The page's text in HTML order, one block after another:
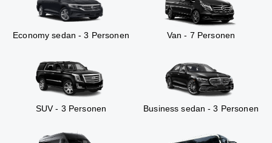
Economy sedan - 3 Personen Van - 7 Personen
SUV - 3 Personen Business sedan - 3 Personen